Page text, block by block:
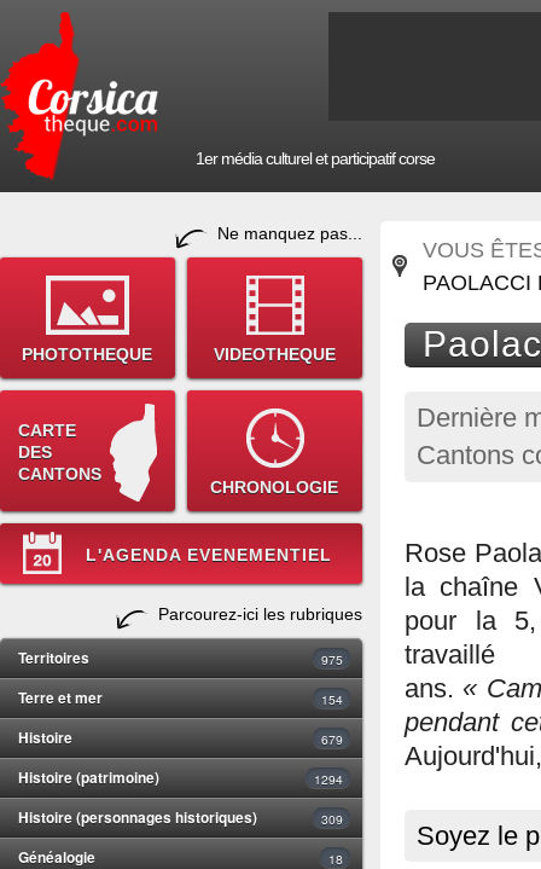
1er média culturel et participatif corse
Ne manquez pas...
PHOTOTHEQUE VIDEOTHEQUE
CARTE
DES
CANTONS
CHRONOLOGIE
L'AGENDA EVENEMENTIEL
Parcourez-ici les rubriques
Territoires 975
Terre et mer 154
Histoire 679
Histoire (patrimoine) 1294
Histoire (personnages historiques) 309
Généalogie 18
VOUS
PAOLACCI
Dernière
Cantons
Rose
la chaîne
pour la
ans. «
pendant
Soyez le